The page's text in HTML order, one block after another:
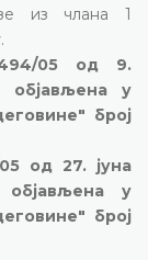
из члана 1
05 од 9.
објављена у
број
од 27. јуна
у
број